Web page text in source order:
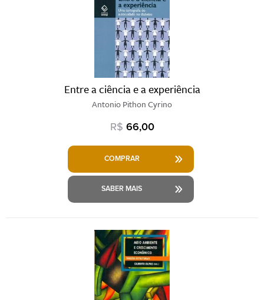
Entre a ciência e a experiência
Antonio Pithon Cyrino
R$ 66,00
COMPRAR
SABER MAIS